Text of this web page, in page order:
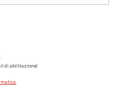
di abilitazione)
.